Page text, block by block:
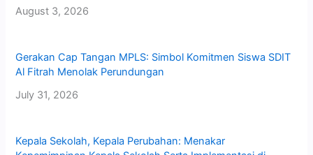
August 3, 2026
Gerakan Cap Tangan MPLS: Simbol Komitmen Siswa SDIT
Al Fitrah Menolak Perundungan
July 31, 2026
Kepala Sekolah, Kepala Perubahan: Menakar